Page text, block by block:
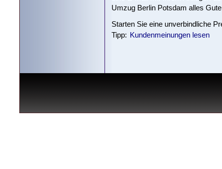
Umzug Berlin Potsdam alles
Starten Sie eine unverbindliche
Tipp: Kundenmeinungen lesen